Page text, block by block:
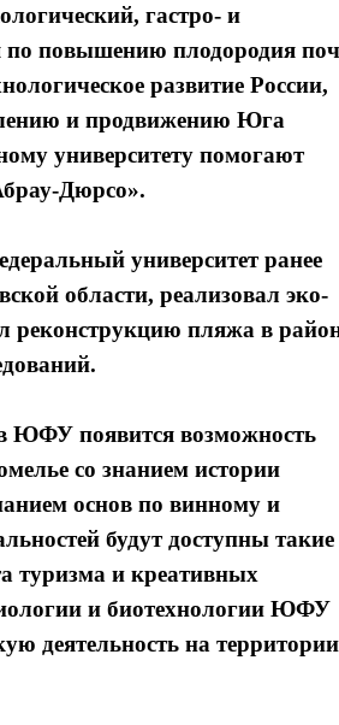
гастро- и
по повышению плодородия
развитие России,
и продвижению Юга
университету помогают
Дюрсо».
университет ранее
области, реализовал эко-
реконструкцию пляжа в
ЮФУ появится возможность
со знанием истории
основ по винному и
будут доступны такие
туризма и креативных
и биотехнологии ЮФУ
деятельность на территории